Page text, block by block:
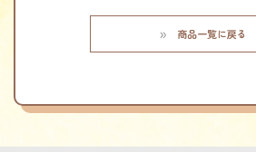
商品一覧に戻る